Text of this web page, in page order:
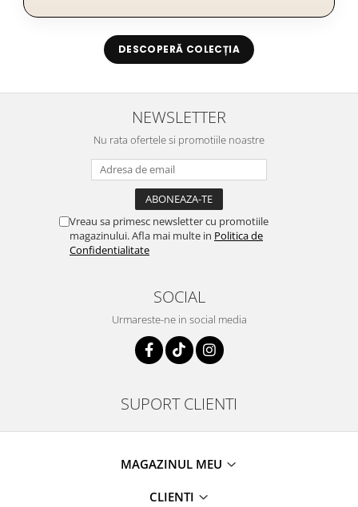
DESCOPERĂ COLECȚIA
NEWSLETTER
Nu rata ofertele si promotiile noastre
Vreau sa primesc newsletter cu promotiile
magazinului. Afla mai multe in Politica de
Confidentialitate
SOCIAL
Urmareste-ne in social media
SUPORT CLIENTI
MAGAZINUL MEU
CLIENTI